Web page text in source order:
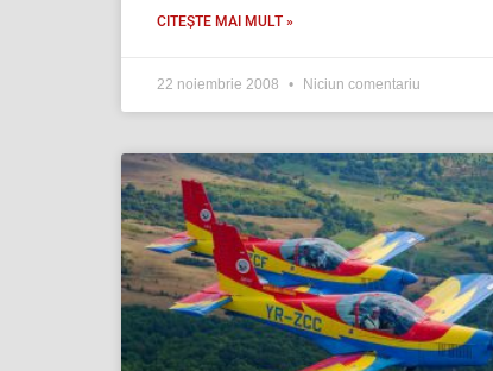
CITEȘTE MAI MULT »
22 noiembrie 2008 Niciun comentariu